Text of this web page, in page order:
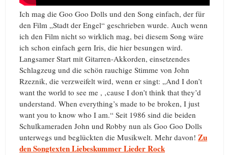
Ich mag die Goo Goo Dolls und den Song einfach, der für
den Film „Stadt der Engel“ geschrieben wurde. Auch wenn
ich den Film nicht so wirklich mag, bei diesem Song wäre
ich schon einfach gern Iris, die hier besungen wird.
Langsamer Start mit Gitarren-Akkorden, einsetzendes
Schlagzeug und die schön rauchige Stimme von John
Rzeznik, die verzweifelt wird, wenn er singt: „And I don’t
want the world to see me , ‚cause I don’t think that they’d
understand. When everything’s made to be broken, I just
want you to know who I am.“ Seit 1986 sind die beiden
Schulkameraden John und Robby nun als Goo Goo Dolls
unterwegs und beglückten die Musikwelt. Mehr davon! Zu
den Songtexten Liebeskummer Lieder Rock